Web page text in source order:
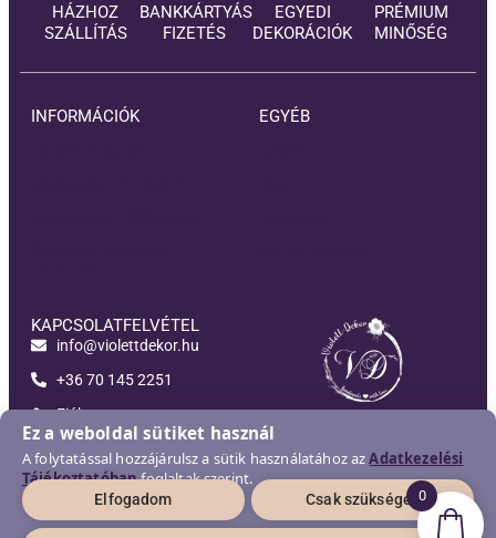
0
HÁZHOZ
SZÁLLÍTÁS
BANKKÁRTYÁS
FIZETÉS
EGYEDI
DEKORÁCIÓK
PRÉMIUM
MINŐSÉG
INFORMÁCIÓK EGYÉB
KAPCSOLATFELVÉTEL
info@violettdekor.hu
+36 70 145 2251
Fiókom
Violett-Dekor
2026 © Violett-Dekor | Minden jog fenntartva!
Ez a weboldal sütiket használ
A folytatással hozzájárulsz a sütik használatához azAdatkezelési
Tájékoztatóbanfoglaltak szerint.
Elfogadom Csak szükséges